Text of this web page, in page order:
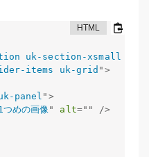
uk-section-xsmall
items uk-grid " >
panel " >
つめの画像" alt=" "
/>